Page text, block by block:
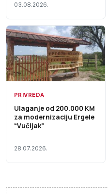
03.08.2026.
PRIVREDA
Ulaganje od 200.000 KM
za modernizaciju Ergele
“Vučijak”
28.07.2026.